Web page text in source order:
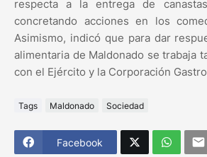
respecta a la entrega de
concretando acciones en los
Asimismo, indicó que para dar
alimentaria de Maldonado se trabaja
con el Ejército y la Corporación
Tags Maldonado Sociedad
Facebook